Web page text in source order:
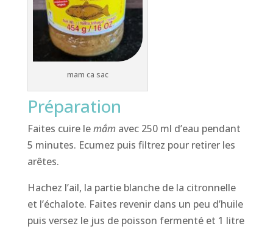
mam ca sac
Préparation
Faites cuire lemắm avec 250 ml d’eau pendant
5 minutes. Ecumez puis filtrez pour retirer les
arêtes.
Hachez l’ail, la partie blanche de la citronnelle
et l’échalote. Faites revenir dans un peu d’huile
puis versez le jus de poisson fermenté et 1 litre